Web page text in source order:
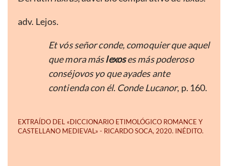
adv. Lejos.
Et vós señor conde, comoquier que aquel
que mora máslexoses más poderoso
conséjovos yo que ayades ante
contienda con él. Conde Lucanor, p. 160.